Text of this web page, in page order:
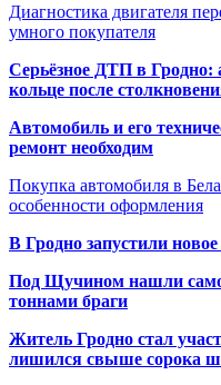
Диагностика двигателя
умного покупателя
Серьёзное ДТП в Гродно:
кольце после
Автомобиль и его
ремонт необходим
Покупка автомобиля в
особенности оформления
В Гродно запустили новое
Под Щучином нашли
тоннами браги
Житель Гродно стал
лишился свыше сорока